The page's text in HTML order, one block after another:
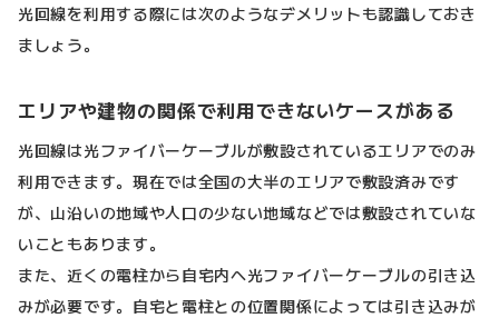
光回線を利用する際には次のようなデメリットも認識しておき
ましょう。
エリアや建物の関係で利用できないケースがある
光回線は光ファイバーケーブルが敷設されているエリアでのみ
利用できます。現在では全国の大半のエリアで敷設済みです
が、山沿いの地域や人口の少ない地域などでは敷設されていな
いこともあります。
また、近くの電柱から自宅内へ光ファイバーケーブルの引き込
みが必要です。自宅と電柱との位置関係によっては引き込みが